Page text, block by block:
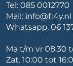
Tel: 085 0012770
Mail: info@fl4y.nl
Whatsapp: 06
Ma t/m vr 08.30
Zat. 10:00 tot